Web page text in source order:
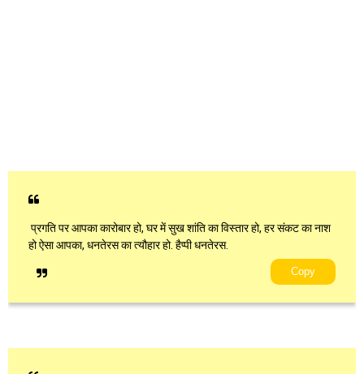
प्रगति पर आपका कारोबार हो, घर में सुख शांति का विस्तार हो, हर संकट का नाश
हो ऐसा आपका, धनतेरस का त्यौहार हो. हैप्पी धनतेरस.
Copy